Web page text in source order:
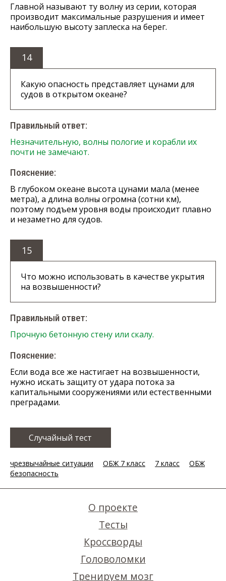
Главной называют ту волну из серии, которая
производит максимальные разрушения и имеет
наибольшую высоту заплеска на берег.
14
Какую опасность представляет цунами для
судов в открытом океане?
Правильный ответ:
Незначительную, волны пологие и корабли их
почти не замечают.
Пояснение:
В глубоком океане высота цунами мала (менее
метра), а длина волны огромна (сотни км),
поэтому подъем уровня воды происходит плавно
и незаметно для судов.
15
Что можно использовать в качестве укрытия
на возвышенности?
Правильный ответ:
Прочную бетонную стену или скалу.
Пояснение:
Если вода все же настигает на возвышенности,
нужно искать защиту от удара потока за
капитальными сооружениями или естественными
преградами.
Случайный тест
чрезвычайные ситуации ОБЖ 7 класс 7 класс
ОБЖ
безопасность
О проекте
Тесты
Кроссворды
Головоломки
Тренируем мозг